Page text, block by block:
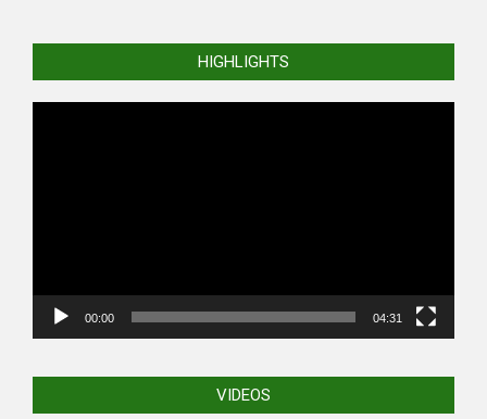
HIGHLIGHTS
00:00 04:31
VIDEOS